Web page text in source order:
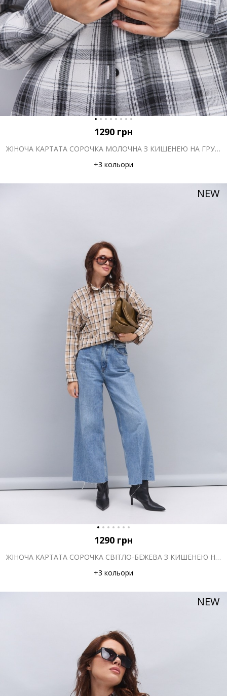
1290 грн
ЖІНОЧА КАРТАТА СОРОЧКА МОЛОЧНА З КИШЕНЕЮ НА ГРУДЯХ
+3 кольори
NEW
1290 грн
ЖІНОЧА КАРТАТА СОРОЧКА СВІТЛО-БЕЖЕВА З КИШЕНЕЮ НА ГРУДЯХ
+3 кольори
NEW